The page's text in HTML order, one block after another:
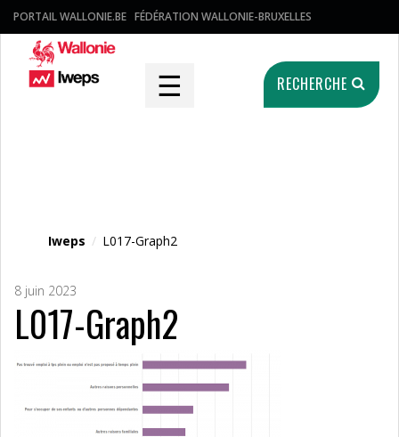
PORTAIL WALLONIE.BE FÉDÉRATION WALLONIE-BRUXELLES
☰ RECHERCHE
Iweps / L017-Graph2
8 juin 2023
L017-Graph2